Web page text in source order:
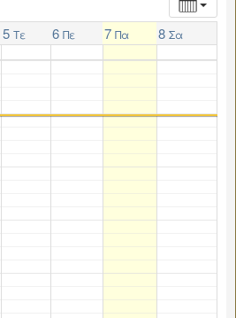
5 Τε 6 Πε 7 Πα 8 Σα